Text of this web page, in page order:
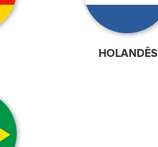
HOLANDÊS